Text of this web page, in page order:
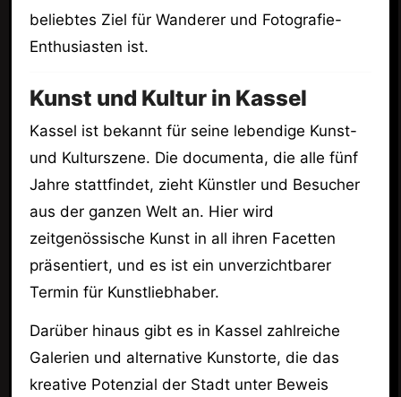
beliebtes Ziel für Wanderer und Fotografie-
Enthusiasten ist.
Kunst und Kultur in Kassel
Kassel ist bekannt für seine lebendige Kunst-
und Kulturszene. Die documenta, die alle fünf
Jahre stattfindet, zieht Künstler und Besucher
aus der ganzen Welt an. Hier wird
zeitgenössische Kunst in all ihren Facetten
präsentiert, und es ist ein unverzichtbarer
Termin für Kunstliebhaber.
Darüber hinaus gibt es in Kassel zahlreiche
Galerien und alternative Kunstorte, die das
kreative Potenzial der Stadt unter Beweis